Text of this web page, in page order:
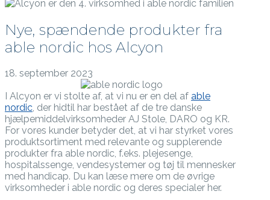
Nye, spændende produkter fra
able nordic hos Alcyon
18. september 2023
I Alcyon er vi stolte af, at vi nu er en del af able
nordic, der hidtil har bestået af de tre danske
hjælpemiddelvirksomheder AJ Stole, DARO og KR.
For vores kunder betyder det, at vi har styrket vores
produktsortiment med relevante og supplerende
produkter fra able nordic, f.eks. plejesenge,
hospitalssenge, vendesystemer og tøj til mennesker
med handicap. Du kan læse mere om de øvrige
virksomheder i able nordic og deres specialer her.